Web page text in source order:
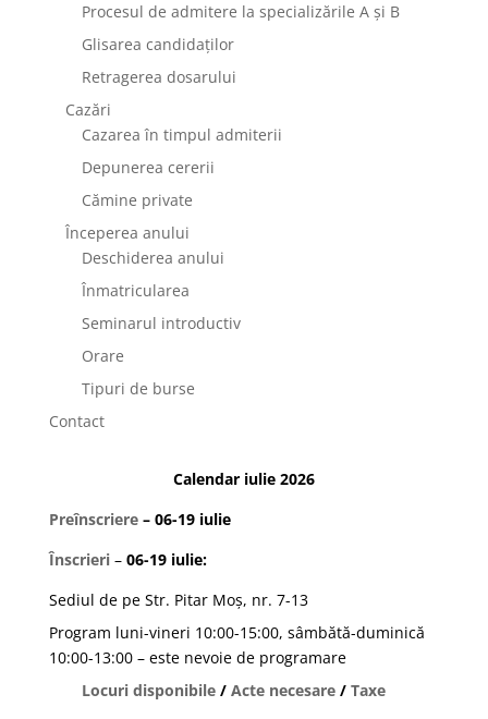
Procesul de admitere la specializările A și B
Glisarea candidaților
Retragerea dosarului
Cazări
Cazarea în timpul admiterii
Depunerea cererii
Cămine private
Începerea anului
Deschiderea anului
Înmatricularea
Seminarul introductiv
Orare
Tipuri de burse
Contact
Calendar iulie 2026
Preînscriere– 06-19 iulie
Înscrieri – 06-19 iulie:
Sediul de pe Str. Pitar Moș, nr. 7-13
Program luni-vineri 10:00-15:00, sâmbătă-duminică
10:00-13:00 – este nevoie de programare
Locuri disponibile/ Acte necesare/ Taxe